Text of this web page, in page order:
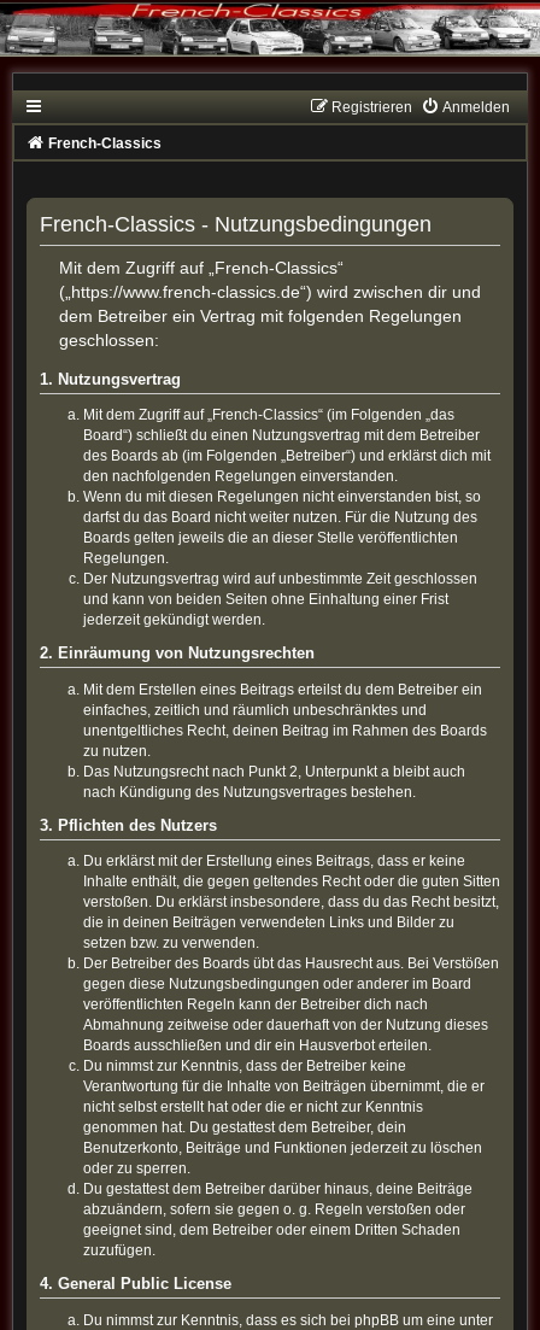
Anmelden
Registrieren
French-Classics
French-Classics - Nutzungsbedingungen
Mit dem Zugriff auf „French-Classics“
(„https://www.french-classics.de“) wird zwischen dir und
dem Betreiber ein Vertrag mit folgenden Regelungen
geschlossen:
1. Nutzungsvertrag
Mit dem Zugriff auf „French-Classics“ (im Folgenden „das
Board“) schließt du einen Nutzungsvertrag mit dem Betreiber
des Boards ab (im Folgenden „Betreiber“) und erklärst dich mit
den nachfolgenden Regelungen einverstanden.
Wenn du mit diesen Regelungen nicht einverstanden bist, so
darfst du das Board nicht weiter nutzen. Für die Nutzung des
Boards gelten jeweils die an dieser Stelle veröffentlichten
Regelungen.
Der Nutzungsvertrag wird auf unbestimmte Zeit geschlossen
und kann von beiden Seiten ohne Einhaltung einer Frist
jederzeit gekündigt werden.
2. Einräumung von Nutzungsrechten
Mit dem Erstellen eines Beitrags erteilst du dem Betreiber ein
einfaches, zeitlich und räumlich unbeschränktes und
unentgeltliches Recht, deinen Beitrag im Rahmen des Boards
zu nutzen.
Das Nutzungsrecht nach Punkt 2, Unterpunkt a bleibt auch
nach Kündigung des Nutzungsvertrages bestehen.
3. Pflichten des Nutzers
Du erklärst mit der Erstellung eines Beitrags, dass er keine
Inhalte enthält, die gegen geltendes Recht oder die guten Sitten
verstoßen. Du erklärst insbesondere, dass du das Recht besitzt,
die in deinen Beiträgen verwendeten Links und Bilder zu
setzen bzw. zu verwenden.
Der Betreiber des Boards übt das Hausrecht aus. Bei Verstößen
gegen diese Nutzungsbedingungen oder anderer im Board
veröffentlichten Regeln kann der Betreiber dich nach
Abmahnung zeitweise oder dauerhaft von der Nutzung dieses
Boards ausschließen und dir ein Hausverbot erteilen.
Du nimmst zur Kenntnis, dass der Betreiber keine
Verantwortung für die Inhalte von Beiträgen übernimmt, die er
nicht selbst erstellt hat oder die er nicht zur Kenntnis
genommen hat. Du gestattest dem Betreiber, dein
Benutzerkonto, Beiträge und Funktionen jederzeit zu löschen
oder zu sperren.
Du gestattest dem Betreiber darüber hinaus, deine Beiträge
abzuändern, sofern sie gegen o. g. Regeln verstoßen oder
geeignet sind, dem Betreiber oder einem Dritten Schaden
zuzufügen.
4. General Public License
Du nimmst zur Kenntnis, dass es sich bei phpBB um eine unter